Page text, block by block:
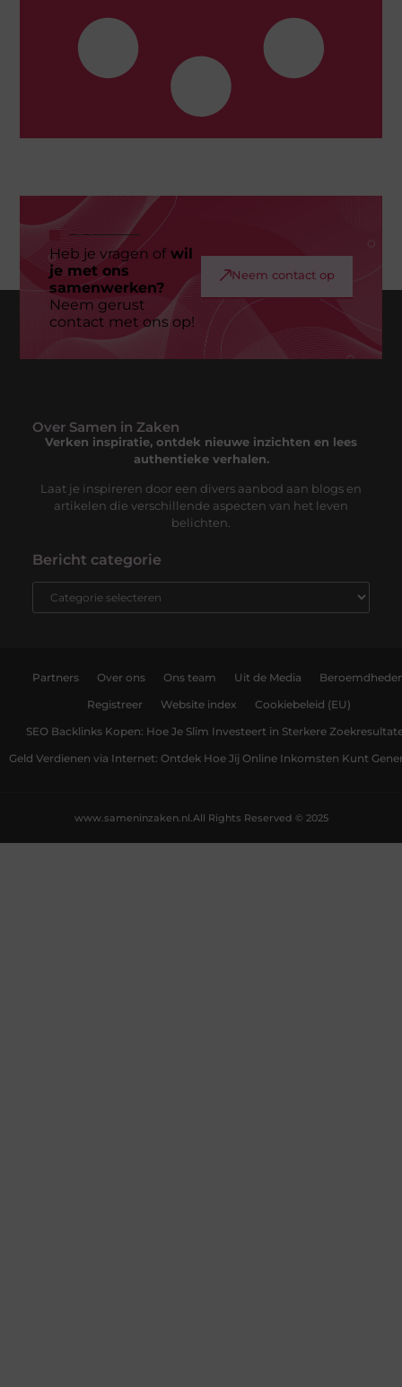
Heb je vragen ofwil
je met ons
samenwerken?
Neem gerust
contact met ons op!
Neem contact op
Over Samen in Zaken
Verken inspiratie, ontdek nieuwe inzichten en lees
authentieke verhalen.
Laat je inspireren door een divers aanbod aan blogs en
artikelen die verschillende aspecten van het leven
belichten.
Bericht categorie
Partners Over ons Ons team Uit de Media
Registreer Website index Cookiebeleid (EU)
SEO Backlinks Kopen: Hoe Je Slim Investeert in Sterkere
Geld Verdienen via Internet: Ontdek Hoe Jij Online Inkomsten Kunt
All Rights Reserved © 2025
www.sameninzaken.nl.